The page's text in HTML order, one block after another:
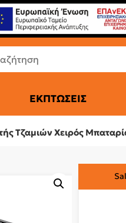
ΕΚΠΤΏΣΕΙΣ
Τζαμιών Χειρός